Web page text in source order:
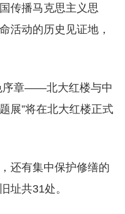
传播马克思主义思
活动的历史见证地，
章——北大红楼与中
展”将在北大红楼正式
有集中保护修缮的
址共31处。